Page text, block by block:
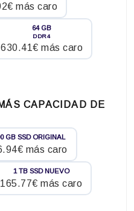
más caro
64 GB
DDR4
630.41€ más caro
CAPACIDAD DE
GB SSD ORIGINAL
más caro
1 TB SSD NUEVO
165.77€ más caro